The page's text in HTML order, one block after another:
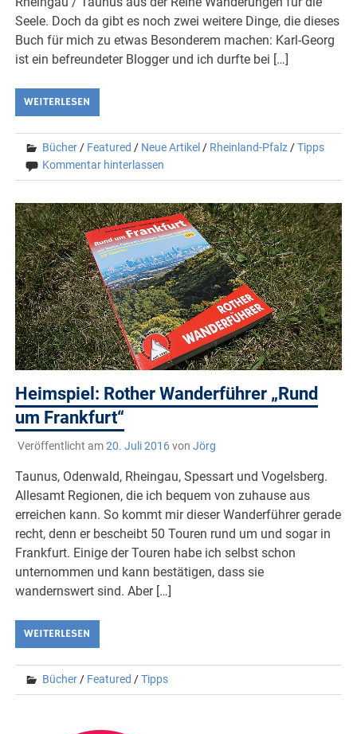
Seele. Doch da gibt es noch zwei weitere Dinge, die dieses
Buch für mich zu etwas Besonderem machen: Karl-Georg
ist ein befreundeter Blogger und ich durfte bei […]
WEITERLESEN
Bücher / Featured / Neue Artikel / Rheinland-Pfalz /Tipps
Kommentar hinterlassen
Heimspiel: Rother Wanderführer „Rund
um Frankfurt“
Veröffentlicht am20. Juli 2016von Jörg
Taunus, Odenwald, Rheingau, Spessart und Vogelsberg.
Allesamt Regionen, die ich bequem von zuhause aus
erreichen kann. So kommt mir dieser Wanderführer gerade
recht, denn er bescheibt 50 Touren rund um und sogar in
Frankfurt. Einige der Touren habe ich selbst schon
unternommen und kann bestätigen, dass sie
wandernswert sind. Aber […]
WEITERLESEN
Bücher / Featured /Tipps